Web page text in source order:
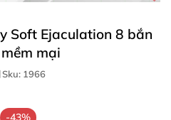
Soft Ejaculation 8 bắn
mại
Sku: 1966
-43%